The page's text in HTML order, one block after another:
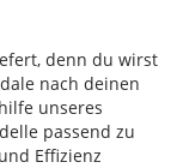
denn du wirst
nach deinen
unseres
passend zu
Effizienz